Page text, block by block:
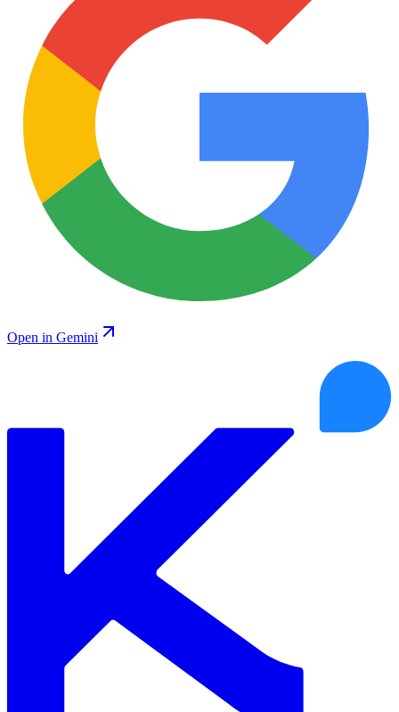
Open in Gemini